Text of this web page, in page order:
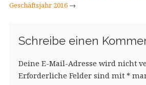
Geschäftsjahr 2016→
Schreibe einen
Deine E-Mail-Adresse wird nicht
Erforderliche Felder sind mit *